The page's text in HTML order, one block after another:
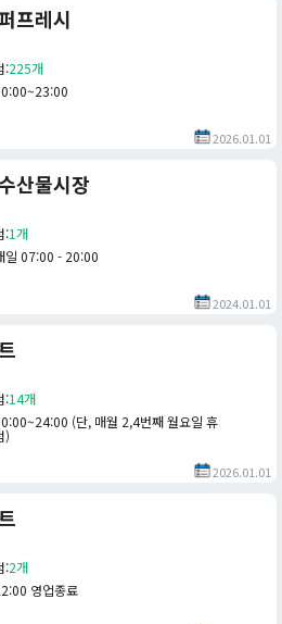
프레시
:225개
2026.01.01
산물시장
:1개
일 07:00 - 20:00
2024.01.01
:14개
(단, 매월 2,4번째 월요일 휴
)
2026.01.01
:2개
영업종료